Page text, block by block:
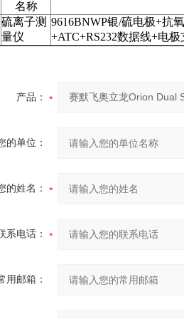
名称
硫离子测
量仪
9616BNWP银/硫电极+抗
+ATC+RS232数据线+电极
产品：
的单位：
的姓名：
系电话：
用邮箱：